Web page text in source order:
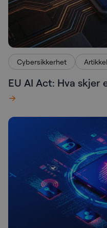
Cybersikkerhet Artikkel
EU AI Act: Hva